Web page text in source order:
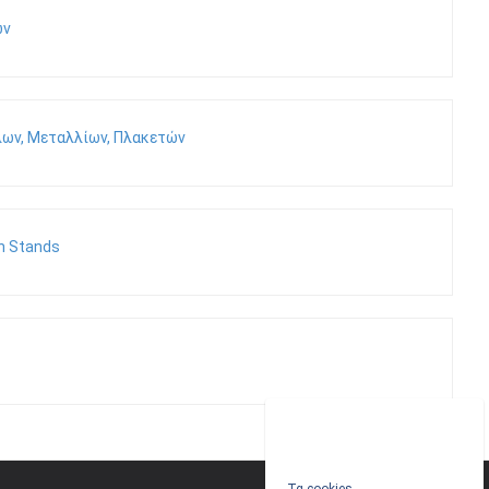
Μεταλλίων, Πλακετών
Stands